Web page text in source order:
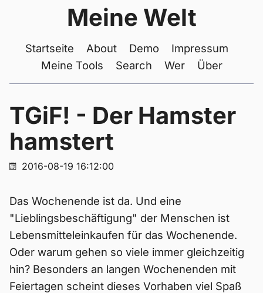
Meine Welt
Startseite About Demo
Impressum
Meine Tools
Search Wer Über
TGiF! - Der Hamster
hamstert
2016-08-19 16:12:00
Das Wochenende ist da. Und eine
"Lieblingsbeschäftigung" der Menschen ist
Lebensmitteleinkaufen für das Wochenende.
Oder warum gehen so viele immer gleichzeitig
hin? Besonders an langen Wochenenden mit
Feiertagen scheint dieses Vorhaben viel Spaß